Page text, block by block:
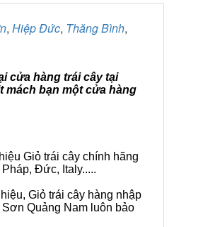
, Hiệp Đức, Thăng Bình,
cửa hàng trái cây tại
mách bạn một cửa hàng
Giỏ trái cây chính hãng
Đức, Italy.....
Giỏ trái cây hàng nhập
Quảng Nam luôn bảo